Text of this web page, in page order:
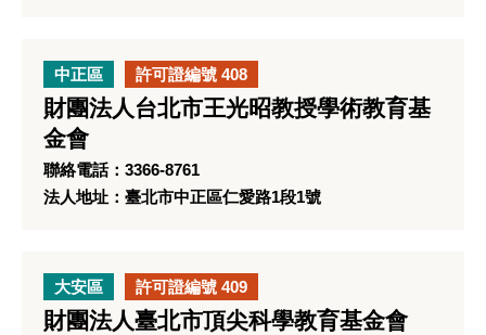
中正區 許可證編號 408
財團法人台北市王光昭教授學術教育基
金會
聯絡電話：3366-8761
法人地址：臺北市中正區仁愛路1段1號
大安區 許可證編號 409
財團法人臺北市頂尖科學教育基金會